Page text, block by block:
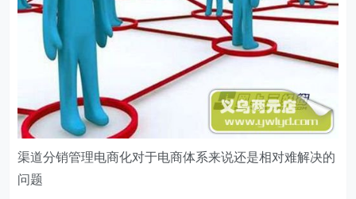
渠道分销管理电商化对于电商体系来说还是相对难解决的
问题